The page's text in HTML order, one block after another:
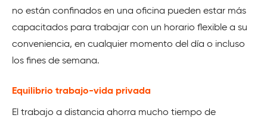
no están confinados en una oficina pueden estar más
capacitados para trabajar con un horario flexible a su
conveniencia, en cualquier momento del día o incluso
los fines de semana.
Equilibrio trabajo-vida privada
El trabajo a distancia ahorra mucho tiempo de